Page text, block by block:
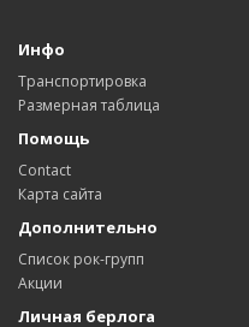
Инфо
Транспортировка
Размерная таблица
Помощь
Contact
Карта сайта
Дополнительно
Список рок-групп
Акции
Личная берлога